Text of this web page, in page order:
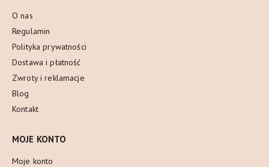
O nas
Regulamin
Polityka prywatności
Dostawa i płatność
Zwroty i reklamacje
Blog
Kontakt
MOJE KONTO
Moje konto